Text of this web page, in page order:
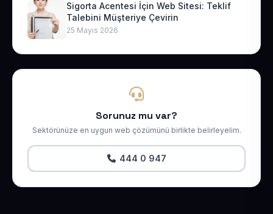
Sigorta Acentesi İçin Web Sitesi: Teklif
Talebini Müşteriye Çevirin
25 Mayıs 2026
Sorunuz mu var?
Sektörünüze en uygun web çözümünü birlikte belirleyelim.
444 0 947